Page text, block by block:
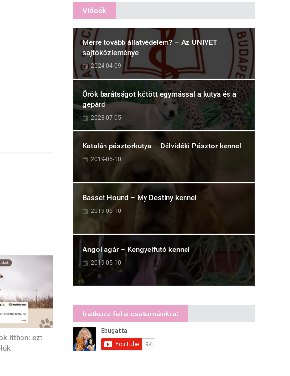
itthon: ezt
Videók
Merre tovább állatvédelem? – Az UNIVET
sajtóközleménye
2024-04-09
Örök barátságot kötött egymással a kutya és a
gepárd
2023-07-05
Katalán pásztorkutya – Délvidéki Pásztor kennel
2019-05-10
Basset Hound – My Destiny kennel
2019-05-10
Angol agár – Kengyelfutó kennel
2019-05-10
Iratkozz fel a csatornánkra: